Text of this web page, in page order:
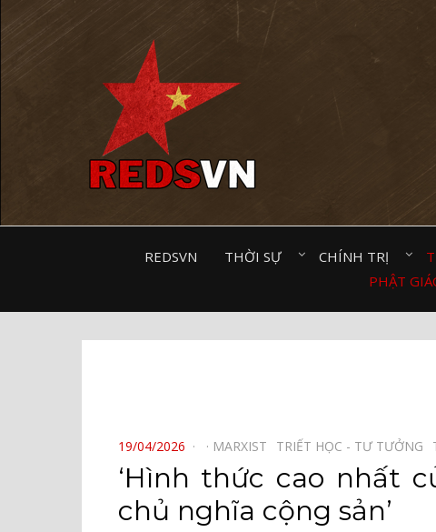
REDSVN THỜI SỰ⠀ CHÍNH TRỊ⠀
PHẬT
POSTED
ON
19/04/2026 MARXIST⠀ TRIẾT HỌC - TƯ TƯỞNG⠀
‘Hình thức cao nhất
chủ nghĩa cộng sản’